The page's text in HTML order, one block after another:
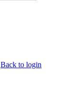
Back to login